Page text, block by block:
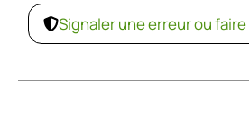
Signaler une erreur ou